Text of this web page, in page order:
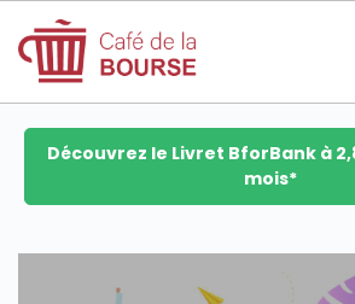
se connecter
Découvrez le Livret BforBank à
mois*